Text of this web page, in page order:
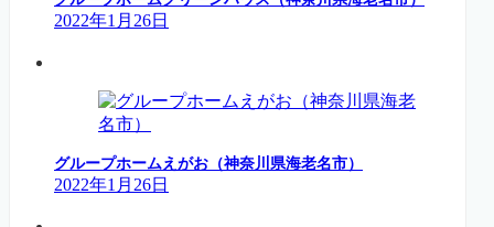
2022年1月26日
グループホームえがお（神奈川県海老名市）
2022年1月26日